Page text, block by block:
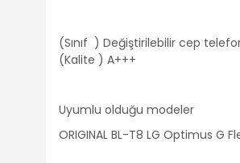
(Sınıf ) Değiştirilebilir cep
(Kalite ) A+++
Uyumlu olduğu modeler
ORIGINAL BL-T8 LG Optimus G